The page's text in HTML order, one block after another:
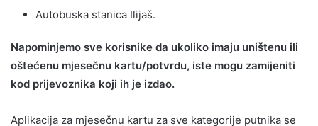
Autobuska stanica Ilijaš.
Napominjemo sve korisnike da ukoliko imaju uništenu ili
oštećenu mjesečnu kartu/potvrdu, iste mogu zamijeniti
kod prijevoznika koji ih je izdao.
Aplikacija za mjesečnu kartu za sve kategorije putnika se